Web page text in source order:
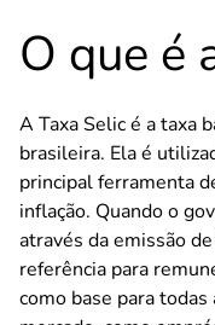
O que é
A Taxa Selic é a taxa
brasileira. Ela é
principal ferramenta
inflação. Quando o
através da emissão
referência para
como base para